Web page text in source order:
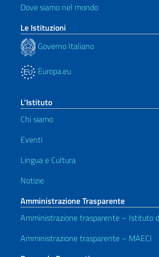
Dove siamo nel mondo
Le Istituzioni
Governo Italiano
Europa.eu
L’Istituto
Chi siamo
Eventi
Lingua e Cultura
Notizie
Amministrazione Trasparente
Amministrazione trasparente – Istituto
Amministrazione trasparente – MAECI